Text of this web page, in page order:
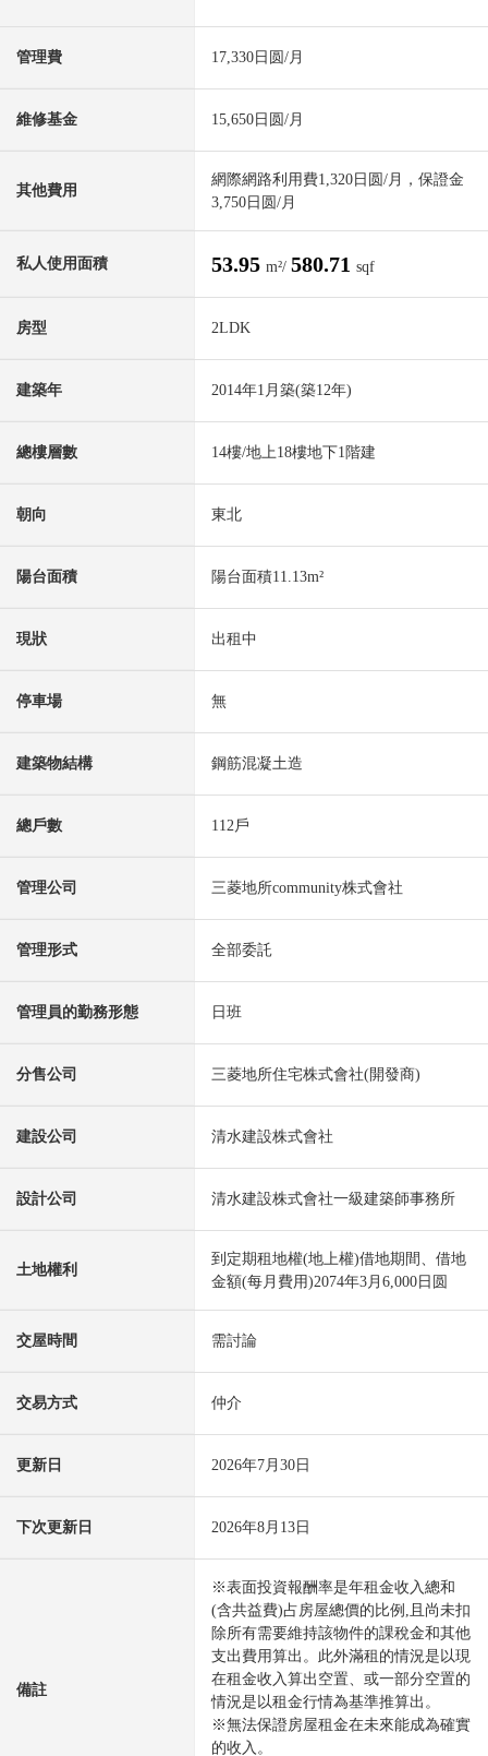
管理費 17,330日圆/月
維修基金 15,650日圆/月
其他費用
網際網路利用費1,320日圆/月，保證金
3,750日圆/月
私人使用面積 53.95 m²/ 580.71 sqf
房型 2LDK
建築年 2014年1月築(築12年)
總樓層數 14樓/地上18樓地下1階建
朝向 東北
陽台面積 陽台面積11.13m²
現狀 出租中
停車場 無
建築物結構 鋼筋混凝土造
總戶數 112戶
管理公司 三菱地所community株式會社
管理形式 全部委託
管理員的勤務形態 日班
分售公司 三菱地所住宅株式會社(開發商)
建設公司 清水建設株式會社
設計公司 清水建設株式會社一級建築師事務所
土地權利
到定期租地權(地上權)借地期間、借地
金額(每月費用)2074年3月6,000日圆
交屋時間 需討論
交易方式 仲介
更新日 2026年7月30日
下次更新日 2026年8月13日
備註
※表面投資報酬率是年租金收入總和
(含共益費)占房屋總價的比例,且尚未扣
除所有需要維持該物件的課稅金和其他
支出費用算出。此外滿租的情況是以現
在租金收入算出空置、或一部分空置的
情況是以租金行情為基準推算出。
※無法保證房屋租金在未來能成為確實
的收入。